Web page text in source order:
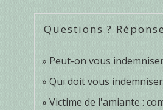
Questions ?
Peut-on vous
Qui doit vous
Victime de l'amiante :